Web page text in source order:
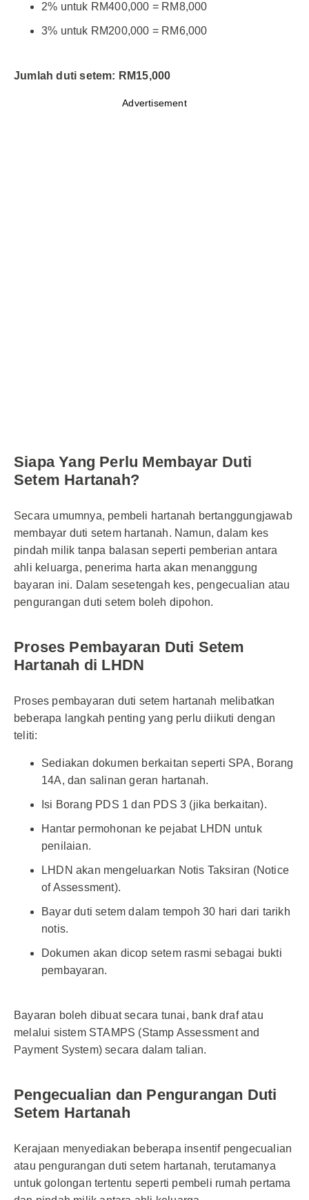
2% untuk RM400,000 = RM8,000
3% untuk RM200,000 = RM6,000
Jumlah duti setem: RM15,000
Advertisement
Siapa Yang Perlu Membayar Duti
Setem Hartanah?
Secara umumnya, pembeli hartanah bertanggungjawab
membayar duti setem hartanah. Namun, dalam kes
pindah milik tanpa balasan seperti pemberian antara
ahli keluarga, penerima harta akan menanggung
bayaran ini. Dalam sesetengah kes, pengecualian atau
pengurangan duti setem boleh dipohon.
Proses Pembayaran Duti Setem
Hartanah di LHDN
Proses pembayaran duti setem hartanah melibatkan
beberapa langkah penting yang perlu diikuti dengan
teliti:
Sediakan dokumen berkaitan seperti SPA, Borang
14A, dan salinan geran hartanah.
Isi Borang PDS 1 dan PDS 3 (jika berkaitan).
Hantar permohonan ke pejabat LHDN untuk
penilaian.
LHDN akan mengeluarkan Notis Taksiran (Notice
of Assessment).
Bayar duti setem dalam tempoh 30 hari dari tarikh
notis.
Dokumen akan dicop setem rasmi sebagai bukti
pembayaran.
Bayaran boleh dibuat secara tunai, bank draf atau
melalui sistem STAMPS (Stamp Assessment and
Payment System) secara dalam talian.
Pengecualian dan Pengurangan Duti
Setem Hartanah
Kerajaan menyediakan beberapa insentif pengecualian
atau pengurangan duti setem hartanah, terutamanya
untuk golongan tertentu seperti pembeli rumah pertama